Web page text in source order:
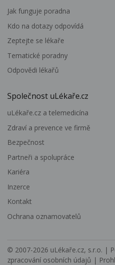
Jak funguje poradna
Kdo na dotazy odpovídá
Zeptejte se lékaře
Tematické poradny
Odpovědi lékařů
Společnost uLékaře.cz
uLékaře.cz a telemedicína
Zdraví a prevence ve firmě
Bezpečnost
Partneři a spolupráce
Kariéra
Inzerce
Kontakt
Ochrana oznamovatelů
© 2007-2026 uLékaře.cz, s.r.o. |
zpracování osobních údajů |